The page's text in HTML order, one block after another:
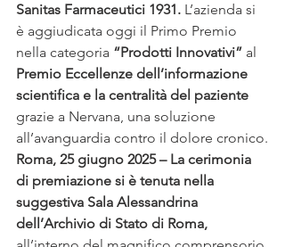
Sanitas Farmaceutici 1931. L’azienda si
è aggiudicata oggi il Primo Premio
nella categoria “Prodotti Innovativi” al
Premio Eccellenze dell’informazione
scientifica e la centralità del paziente
grazie a Nervana, una soluzione
all’avanguardia contro il dolore cronico.
Roma, 25 giugno 2025 – La cerimonia
di premiazione si è tenuta nella
suggestiva Sala Alessandrina
dell’Archivio di Stato di Roma,